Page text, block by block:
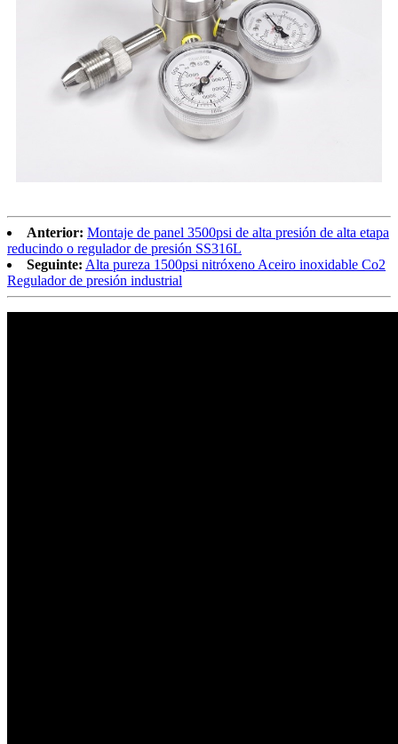
Anterior: Montaje de panel 3500psi de alta presión de alta etapa
reducindo o regulador de presión SS316L
Seguinte: Alta pureza 1500psi nitróxeno Aceiro inoxidable Co2
Regulador de presión industrial